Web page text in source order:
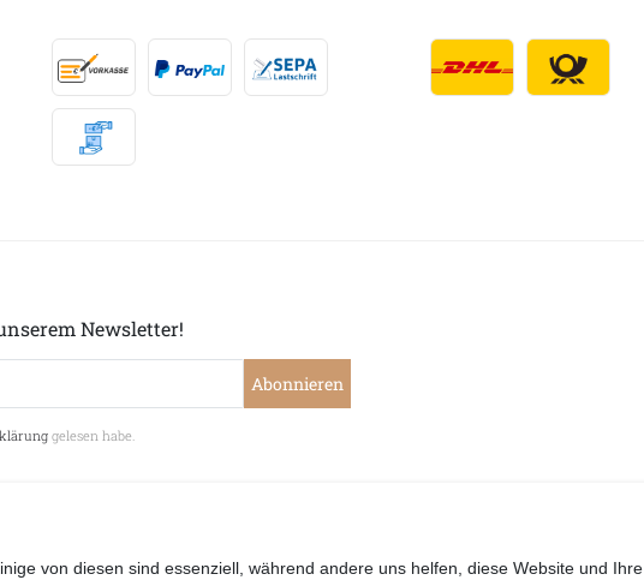
Newsletter!
Abonnieren
gelesen habe.
Vertrag widerrufen | Widerrufsrecht | Datenschutzerklärung | AGB
von diesen sind essenziell, während andere uns helfen, diese Website und Ihre